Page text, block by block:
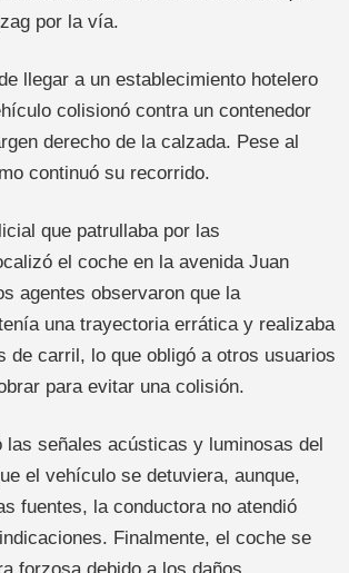
por la vía.
llegar a un establecimiento hotelero
colisionó contra un contenedor
derecho de la calzada. Pese al
continuó su recorrido.
que patrullaba por las
el coche en la avenida Juan
agentes observaron que la
una trayectoria errática y realizaba
de carril, lo que obligó a otros usuarios
para evitar una colisión.
las señales acústicas y luminosas del
el vehículo se detuviera, aunque,
fuentes, la conductora no atendió
Finalmente, el coche se